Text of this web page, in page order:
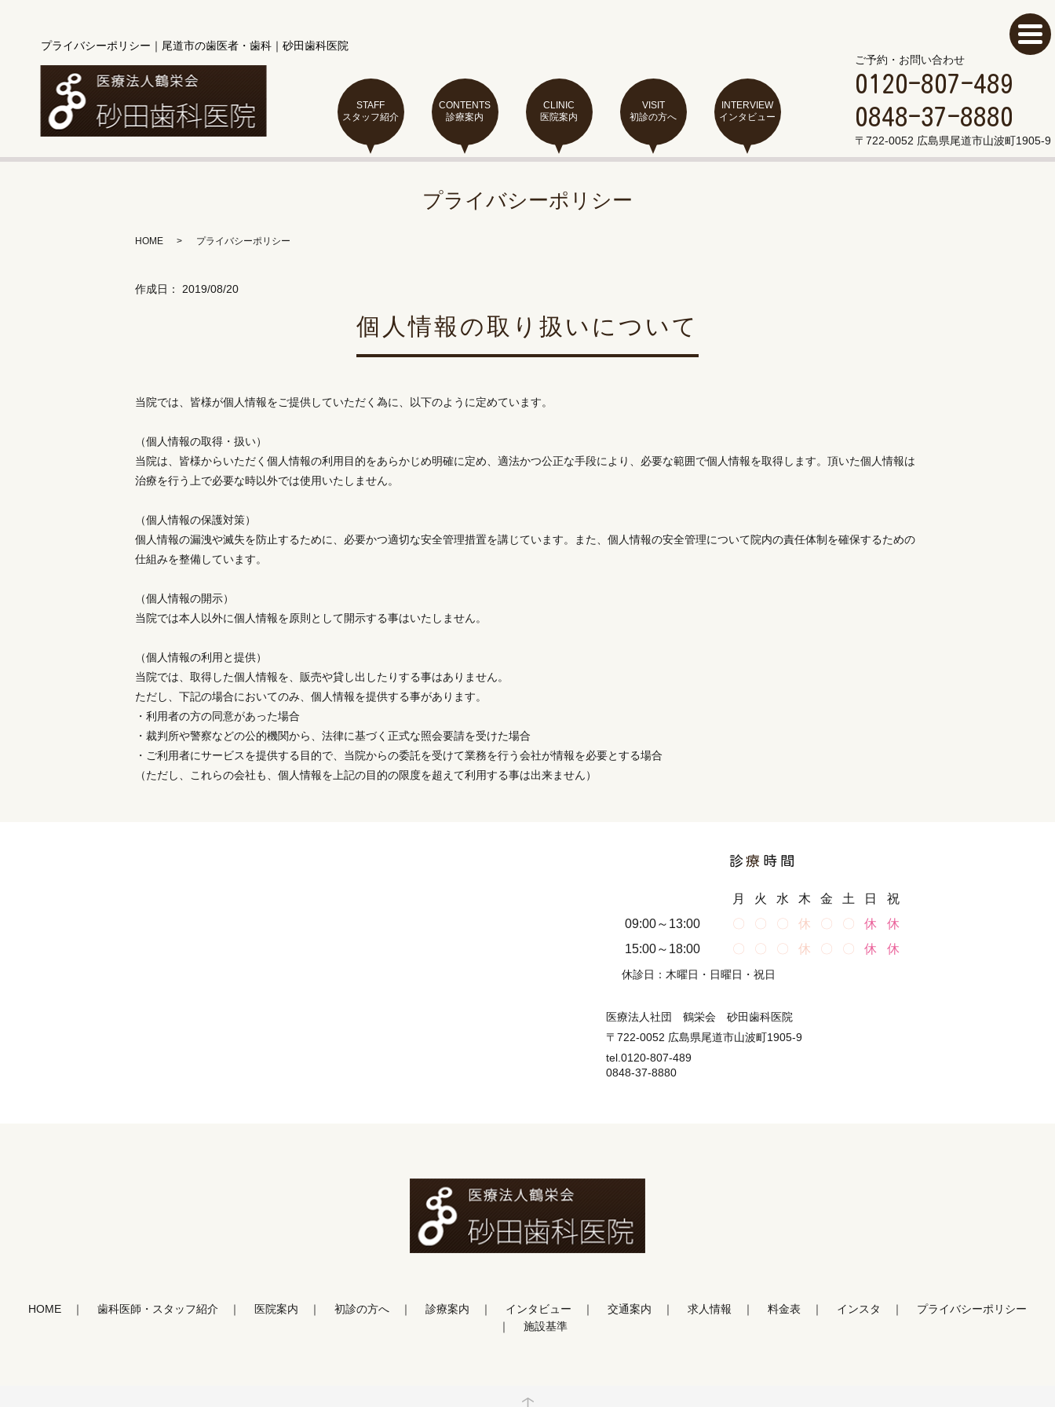
プライバシーポリシー｜尾道市の歯医者・歯科｜砂田歯科医院
STAFF
スタッフ紹介
CONTENTS
診療案内
CLINIC
医院案内
VISIT
初診の方へ
INTERVIEW
インタビュー
ご予約・お問い合わせ
0120-807-489
0848-37-8880
〒722-0052 広島県尾道市山波町1905-9
プライバシーポリシー
HOME プライバシーポリシー
作成日： 2019/08/20
個人情報の取り扱いについて
当院では、皆様が個人情報をご提供していただく為に、以下のように定めています。
（個人情報の取得・扱い）
当院は、皆様からいただく個人情報の利用目的をあらかじめ明確に定め、適法かつ公正な手段により、必要な範囲で個人情報を取得します。頂いた個人情報は
治療を行う上で必要な時以外では使用いたしません。
（個人情報の保護対策）
個人情報の漏洩や滅失を防止するために、必要かつ適切な安全管理措置を講じています。また、個人情報の安全管理について院内の責任体制を確保するための
仕組みを整備しています。
（個人情報の開示）
当院では本人以外に個人情報を原則として開示する事はいたしません。
（個人情報の利用と提供）
当院では、取得した個人情報を、販売や貸し出したりする事はありません。
ただし、下記の場合においてのみ、個人情報を提供する事があります。
・利用者の方の同意があった場合
・裁判所や警察などの公的機関から、法律に基づく正式な照会要請を受けた場合
・ご利用者にサービスを提供する目的で、当院からの委託を受けて業務を行う会社が情報を必要とする場合
（ただし、これらの会社も、個人情報を上記の目的の限度を超えて利用する事は出来ません）
診療 時間
月 火 水 木 金 土 日
祝
09:00～13:00
〇 〇 〇 休 〇 〇 休
休
15:00～18:00
〇 〇 〇 休 〇 〇 休 休
休診日：木曜日・日曜日・祝日
医療法人社団 鶴栄会 砂田歯科医院
〒722-0052 広島県尾道市山波町1905-9
tel.0120-807-489
0848-37-8880
HOME 歯科医師・スタッフ紹介 医院案内 初診の方へ 診療案内 インタビュー 交通案内 求人情報 料金表 インスタ
プライバシーポリシー
施設基準